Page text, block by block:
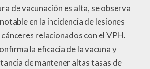
de vacunación es alta, se observa
en la incidencia de lesiones
relacionados con el VPH.
la eficacia de la vacuna y
de mantener altas tasas de